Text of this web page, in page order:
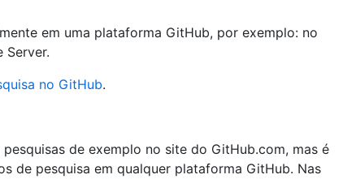
em uma plataforma GitHub, por exemplo: no
Server.
no GitHub.
de exemplo no site do GitHub.com, mas é
de pesquisa em qualquer plataforma GitHub. Nas